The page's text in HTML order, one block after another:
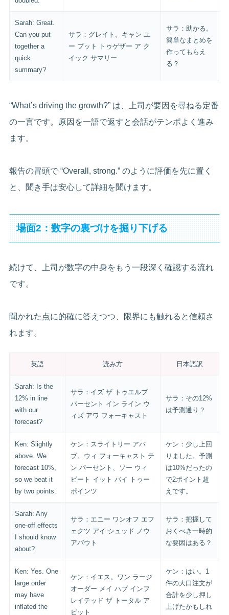
Sarah: Great.
Can you put
together a
quick
summary?
サラ：グレイト。キャン ユ
ー プット トゥゲザー ア ク
イック サマリー
サラ：助かる。
簡単なまとめを
作ってもらえ
る？
“What’s driving the growth?” は、上司が要因を尋ねる定番
の一言です。原因を一語で返すと会話がテンポよく進み
ます。
報告の冒頭で “Overall, strong.” のように評価を先に置く
と、聞き手は安心して詳細を聞けます。
場面2：数字の裏づけを掘り下げる
続けて、上司が数字の中身をもう一段深く確認する流れ
です。
聞かれた点に的確に答えつつ、限界にも触れると信頼さ
れます。
英語 読み方 日本語訳
Sarah: Is the
12% in line
with our
forecast?
サラ：イズ ザ トゥエルブ
パーセント イン ライン ウ
ィズ アワ フォーキャスト
サラ：その12%
は予測通り？
Ken: Slightly
above. We
forecast 10%,
so we beat it
by two points.
ケン：スライトリー アバ
ブ。ウィ フォーキャスト テ
ン パーセント、ソー ウィ
ビート イット バイ トゥー
ポインツ
ケン：少し上回
りました。予測
は10%だったの
で2ポイント超
えです。
Sarah: Any
one-off effects
I should know
about?
サラ：エニー ワンオフ エフ
ェクツ アイ シュッド ノウ
アバウト
サラ：把握して
おくべき一時的
な要因はある？
Ken: Yes. One
large order
may have
inflated the
ケン：イエス。ワン ラージ
オーダー メイ ハブ インフ
レイテッド ザ トータル ア
ビット
ケン：はい。1
件の大口注文が
合計を少し押し
上げたかもしれ